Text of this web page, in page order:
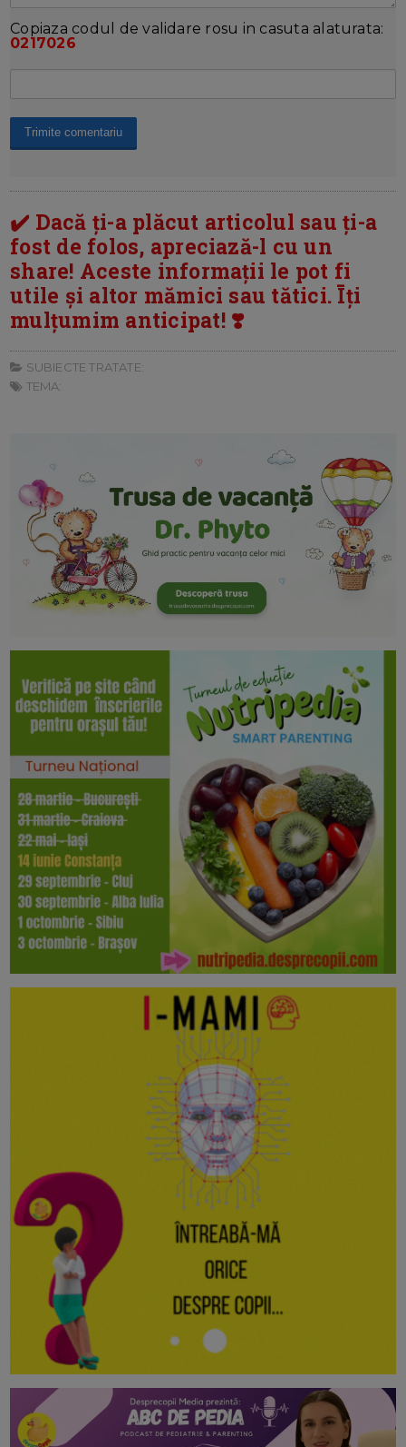
Copiaza codul de validare rosu in casuta alaturata:
0217026
✔️ Dacă ți-a plăcut articolul sau ți-a
fost de folos, apreciază-l cu un
share! Aceste informații le pot fi
utile și altor mămici sau tătici. Īți
mulțumim anticipat! ❣️
SUBIECTE TRATATE:
TEMA: